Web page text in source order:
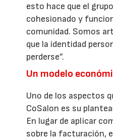
esto hace que el
cohesionado y
comunidad. Somos
que la identidad
perderse”.
Un modelo
Uno de los aspectos
CoSalon es su
En lugar de aplicar
sobre la facturación,